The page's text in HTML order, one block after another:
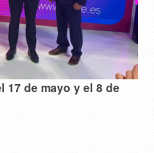
17 de mayo y el 8 de